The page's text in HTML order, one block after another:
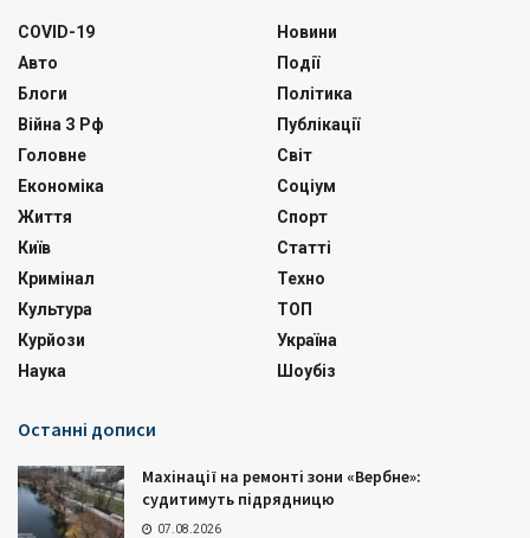
COVID-19
Авто
Блоги
Війна З Рф
Головне
Економіка
Життя
Київ
Кримінал
Культура
Курйози
Наука
Новини
Події
Політика
Публікації
Світ
Соціум
Спорт
Статті
Техно
ТОП
Україна
Шоубіз
Останні дописи
Махінації на ремонті зони «Вербне»:
судитимуть підрядницю
07.08.2026